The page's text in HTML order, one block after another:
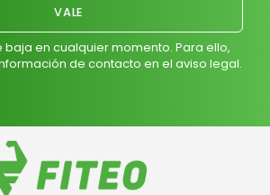
baja en cualquier momento. Para ello,
de contacto en el aviso legal.